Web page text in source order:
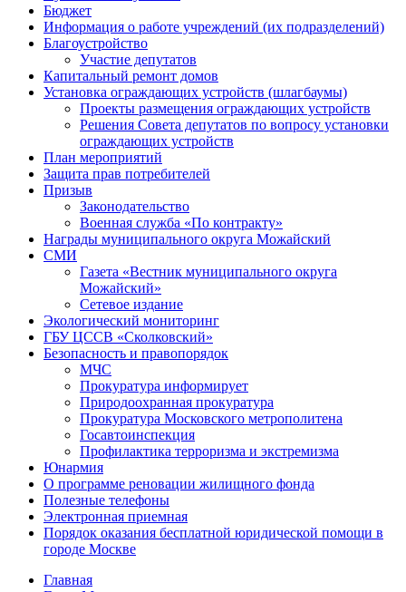
Бюджет
Информация о работе учреждений (их подразделений)
Благоустройство
Участие депутатов
Капитальный ремонт домов
Установка ограждающих устройств (шлагбаумы)
Проекты размещения ограждающих устройств
Решения Совета депутатов по вопросу установки
ограждающих устройств
План мероприятий
Защита прав потребителей
Призыв
Законодательство
Военная служба «По контракту»
Награды муниципального округа Можайский
СМИ
Газета «Вестник муниципального округа
Можайский»
Сетевое издание
Экологический мониторинг
ГБУ ЦССВ «Сколковский»
Безопасность и правопорядок
МЧС
Прокуратура информирует
Природоохранная прокуратура
Прокуратура Московского метрополитена
Госавтоинспекция
Профилактика терроризма и экстремизма
Юнармия
О программе реновации жилищного фонда
Полезные телефоны
Электронная приемная
Порядок оказания бесплатной юридической помощи в
городе Москве
Главная